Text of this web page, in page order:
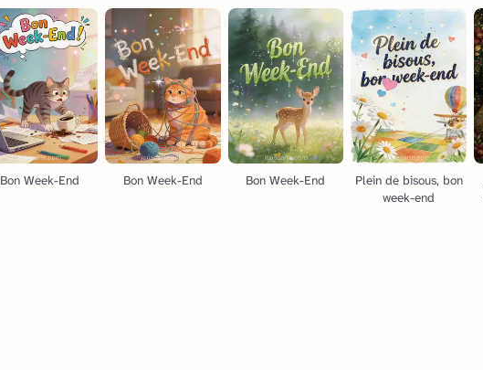
Bon Week-End Bon Week-End Bon Week-End
Plein de bisous, bon
week-end